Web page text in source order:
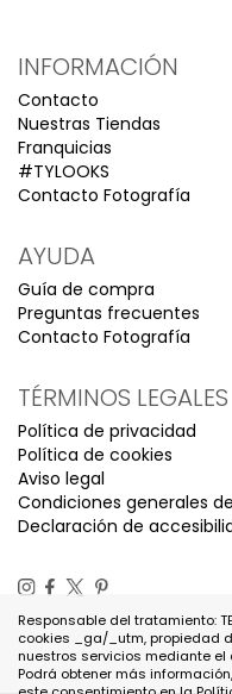
INFORMACIÓN
Contacto
Nuestras Tiendas
Franquicias
#TYLOOKS
Contacto Fotografía
AYUDA
Guía de compra
Preguntas frecuentes
Contacto Fotografía
TÉRMINOS LEGALES
Política de privacidad
Política de cookies
Aviso legal
Condiciones generales
Declaración de
Responsable del tratamiento:
cookies _ga/_utm, propiedad
nuestros servicios mediante
Podrá obtener más